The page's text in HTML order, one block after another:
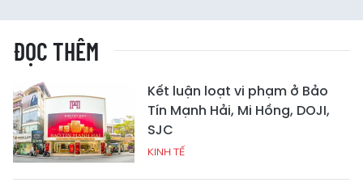
ĐỌC THÊM
Kết luận loạt vi phạm ở Bảo
Tín Mạnh Hải, Mi Hồng, DOJI,
SJC
KINH TẾ